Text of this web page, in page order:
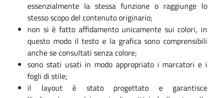
essenzialmente la stessa funzione o raggiunge lo
stesso scopo del contenuto originario;
non si è fatto affidamento unicamente sui colori, in
questo modo il testo e la grafica sono comprensibili
anche se consultati senza colore;
sono stati usati in modo appropriato i marcatori e i
fogli di stile;
il layout è stato progettato e garantisce